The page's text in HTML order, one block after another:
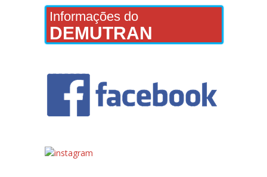
Informações do
DEMUTRAN